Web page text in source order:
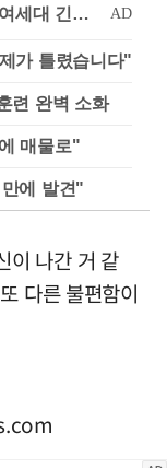
가 틀렸습니다"
련 완벽 소화
매물로"
에 발견"
이 나간 거 같
다른 불편함이